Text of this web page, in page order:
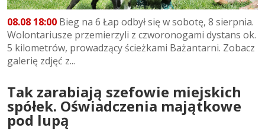
08.08 18:00 Bieg na 6 Łap odbył się w sobotę, 8 sierpnia.
Wolontariusze przemierzyli z czworonogami dystans ok.
5 kilometrów, prowadzący ścieżkami Bażantarni. Zobacz
galerię zdjęć z...
Tak zarabiają szefowie miejskich
spółek. Oświadczenia majątkowe
pod lupą